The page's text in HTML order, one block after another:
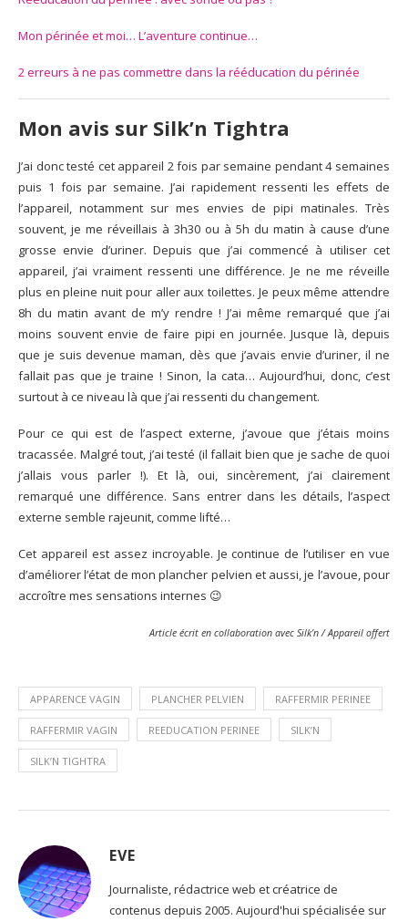
Mon périnée et moi… L’aventure continue…
2 erreurs à ne pas commettre dans la rééducation du périnée
Mon avis sur Silk’n Tightra
J’ai donc testé cet appareil 2 fois par semaine pendant 4 semaines
puis 1 fois par semaine. J’ai rapidement ressenti les effets de
l’appareil, notamment sur mes envies de pipi matinales. Très
souvent, je me réveillais à 3h30 ou à 5h du matin à cause d’une
grosse envie d’uriner. Depuis que j’ai commencé à utiliser cet
appareil, j’ai vraiment ressenti une différence. Je ne me réveille
plus en pleine nuit pour aller aux toilettes. Je peux même attendre
8h du matin avant de m’y rendre ! J’ai même remarqué que j’ai
moins souvent envie de faire pipi en journée. Jusque là, depuis
que je suis devenue maman, dès que j’avais envie d’uriner, il ne
fallait pas que je traine ! Sinon, la cata… Aujourd’hui, donc, c’est
surtout à ce niveau là que j’ai ressenti du changement.
Pour ce qui est de l’aspect externe, j’avoue que j’étais moins
tracassée. Malgré tout, j’ai testé (il fallait bien que je sache de quoi
j’allais vous parler !). Et là, oui, sincèrement, j’ai clairement
remarqué une différence. Sans entrer dans les détails, l’aspect
externe semble rajeunit, comme lifté…
Cet appareil est assez incroyable. Je continue de l’utiliser en vue
d’améliorer l’état de mon plancher pelvien et aussi, je l’avoue, pour
accroître mes sensations internes 😉
Article écrit en collaboration avec Silk’n /Appareil offert
APPARENCE VAGIN PLANCHER PELVIEN RAFFERMIR PERINEE
RAFFERMIR VAGIN REEDUCATION PERINEE SILK’N
SILK’N TIGHTRA
EVE
Journaliste, rédactrice web et créatrice de
contenus depuis 2005. Aujourd'hui spécialisée sur